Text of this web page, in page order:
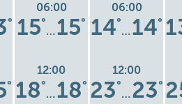
°
°
06:00
15°
…15°
12:00
18°
…18°
06:00
14°
…14°
12:00
23°
…23°